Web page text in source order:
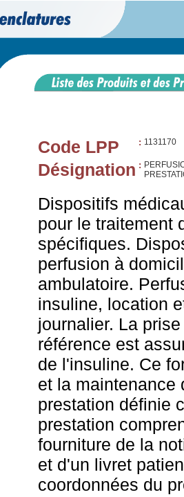
Code LPP : 1131170
Désignation :
Dispositifs
pour le traitement
spécifiques.
perfusion à
ambulatoire.
insuline, location
journalier. La
référence est
de l'insuline. Ce
et la maintenance
prestation définie
prestation
fourniture de la
et d'un livret
coordonnées du